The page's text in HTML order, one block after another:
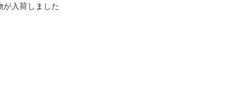
が入荷しました